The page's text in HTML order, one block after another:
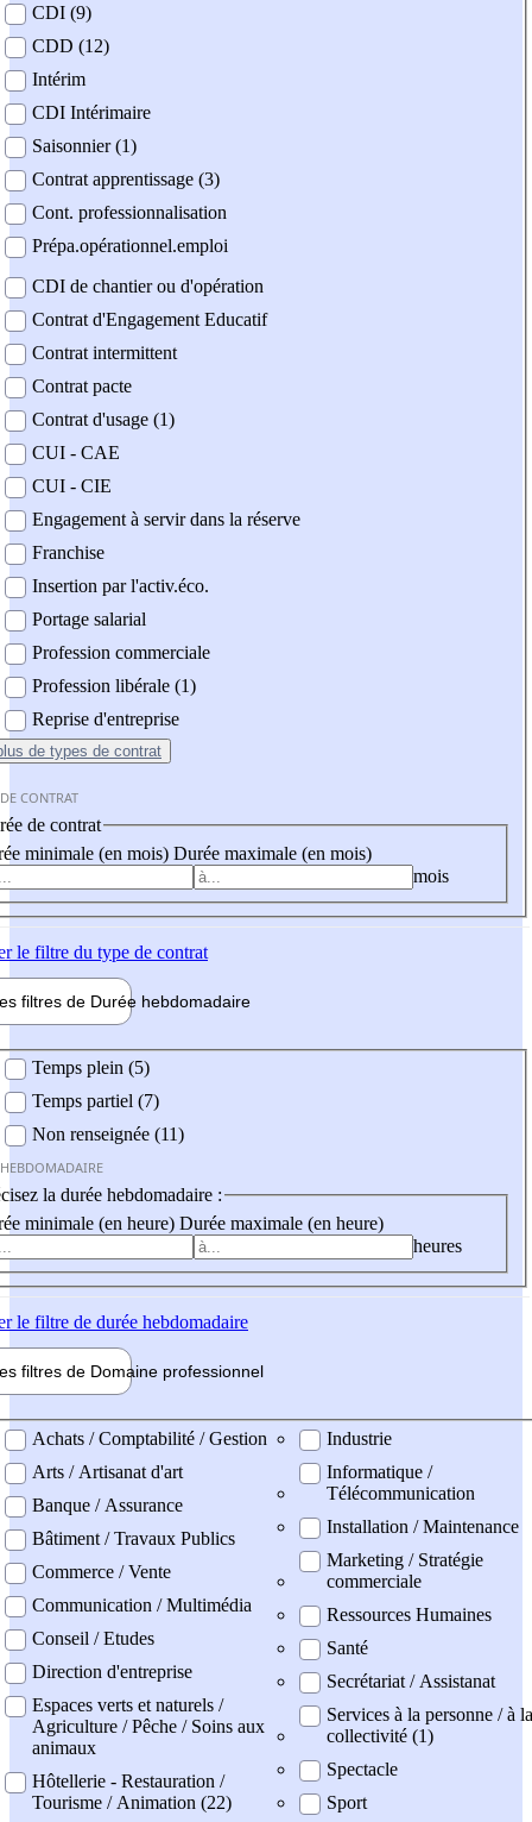
contrat
CDI (9)
CDD (12)
Intérim
CDI Intérimaire
Saisonnier (1)
Contrat apprentissage (3)
Cont. professionnalisation
Prépa.opérationnel.emploi
CDI de chantier ou d'opération
Contrat d'Engagement Educatif
Contrat intermittent
Contrat pacte
Contrat d'usage (1)
CUI - CAE
CUI - CIE
Engagement à servir dans la réserve
Franchise
Insertion par l'activ.éco.
Portage salarial
Profession commerciale
Profession libérale (1)
Reprise d'entreprise
de types de contrat
CONTRAT
de contrat
minimale (en mois) Durée maximale (en mois)
mois
le filtre du type de contrat
filtres de Durée hebdomadaire
Temps plein (5)
Temps partiel (7)
Non renseignée (11)
la durée hebdomadaire :
minimale (en heure) Durée maximale (en heure)
heures
le filtre de durée hebdomadaire
filtres de Domaine professionnel
professionel
Achats / Comptabilité / Gestion
Arts / Artisanat d'art
Banque / Assurance
Bâtiment / Travaux Publics
Commerce / Vente
Communication / Multimédia
Conseil / Etudes
Direction d'entreprise
Espaces verts et naturels /
Agriculture / Pêche / Soins aux
animaux
Hôtellerie - Restauration /
Tourisme / Animation (22)
Industrie
Informatique /
Télécommunication
Installation / Maintenance
Marketing / Stratégie
commerciale
Ressources Humaines
Santé
Secrétariat / Assistanat
Services à la personne / à la
collectivité (1)
Spectacle
Sport